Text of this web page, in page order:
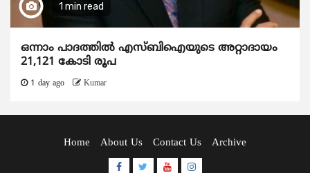
1 min read
ഒന്നാം പാദത്തിൽ എസ്ബിഐയുടെ അറ്റാദായം
21,121 കോടി രൂപ
1 day ago Kumar
Home About Us Contact Us Archive
Facebook
TwitterYoutubeInstagram